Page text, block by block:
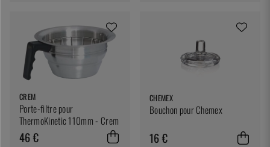
CREM
Porte-filtre pour
ThermoKinetic 110mm - Crem
46 €
CHEMEX
Bouchon pour Chemex
16 €